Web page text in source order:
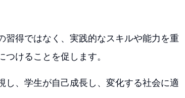
習得ではなく、実践的なスキルや能力を重
けることを促します。
し、学生が自己成長し、変化する社会に適